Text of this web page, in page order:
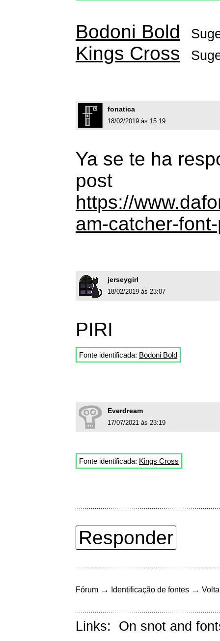
Bodoni Bold
Kings Cross
fonatica
18/02/2019 às 15:19
Ya se te ha
post
https://
am-catcher-
jerseygirl
18/02/2019 às 23:07
PIRI
Fonte identificada: Bodoni Bold
Everdream
17/07/2021 às 23:19
Fonte identificada: Kings Cross
Responder
Fórum → Identificação de fontes →
Links: On snot and